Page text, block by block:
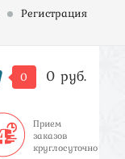
Регистрация
0 0 руб.
Прием
заказов
круглосуточно